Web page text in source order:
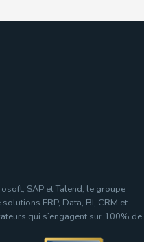
SAP et Talend, le groupe
ERP, Data, BI, CRM et
qui s’engagent sur 100% de